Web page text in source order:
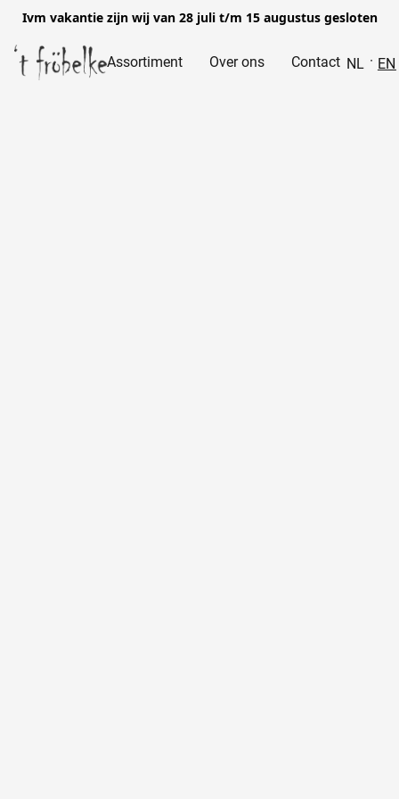
Ivm vakantie zijn wij van 28 juli t/m 15 augustus gesloten
Assortiment Over ons Contact NL EN